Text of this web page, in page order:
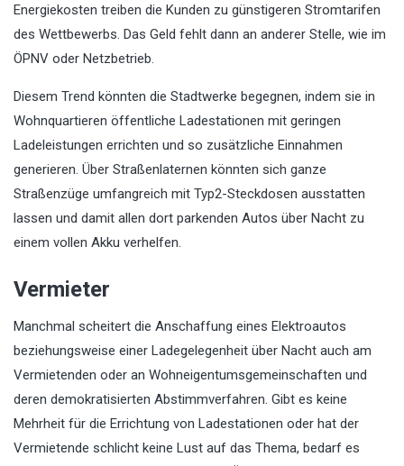
Energiekosten treiben die Kunden zu günstigeren Stromtarifen
des Wettbewerbs. Das Geld fehlt dann an anderer Stelle, wie im
ÖPNV oder Netzbetrieb.
Diesem Trend könnten die Stadtwerke begegnen, indem sie in
Wohnquartieren öffentliche Ladestationen mit geringen
Ladeleistungen errichten und so zusätzliche Einnahmen
generieren. Über Straßenlaternen könnten sich ganze
Straßenzüge umfangreich mit Typ2-Steckdosen ausstatten
lassen und damit allen dort parkenden Autos über Nacht zu
einem vollen Akku verhelfen.
Vermieter
Manchmal scheitert die Anschaffung eines Elektroautos
beziehungsweise einer Ladegelegenheit über Nacht auch am
Vermietenden oder an Wohneigentumsgemeinschaften und
deren demokratisierten Abstimmverfahren. Gibt es keine
Mehrheit für die Errichtung von Ladestationen oder hat der
Vermietende schlicht keine Lust auf das Thema, bedarf es